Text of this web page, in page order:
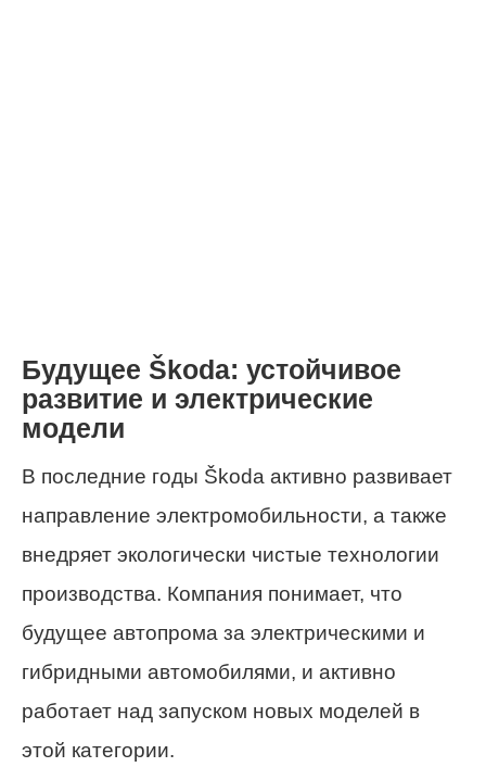
Будущее Škoda: устойчивое
развитие и электрические
модели
В последние годы Škoda активно развивает
направление электромобильности, а также
внедряет экологически чистые технологии
производства. Компания понимает, что
будущее автопрома за электрическими и
гибридными автомобилями, и активно
работает над запуском новых моделей в
этой категории.